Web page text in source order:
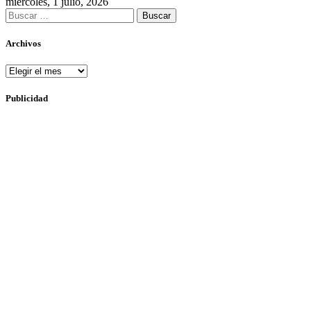
Buscar:
Archivos
Archivos
Publicidad